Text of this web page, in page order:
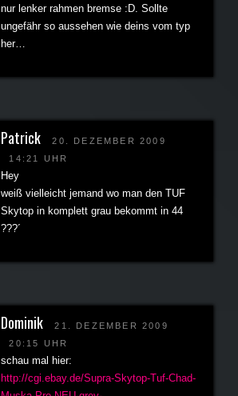
nur lenker rahmen bremse :D. Sollte
ungefähr so aussehen wie deins vom typ
her…
Patrick
20. DEZEMBER 2009
14:21 UHR
Hey
weiß vielleicht jemand wo man den TUF
Skytop in komplett grau bekommt in 44
???´
Dominik
21. DEZEMBER 2009
20:15 UHR
schau mal hier:
http://cgi.ebay.de/Supra-Skytop-Tuf-Chad-